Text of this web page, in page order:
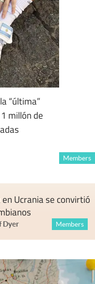
“última”
millón de
Members
Ucrania se convirtió
Dyer Members